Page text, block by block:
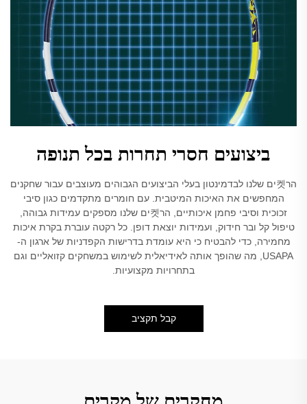
ביצועים חסרי תחרות בכל תנופה
הר켓ים שלנו לבדמינטון בעלי הביצועים הגבוהים מעוצבים עבור שחקנים
המחפשים את האיכות המיטבית. עם חומרים מתקדמים כגון סיבי
זכוכית וסיבי פחמן איכותיים, הר켓ים שלנו מספקים עמידות גבוהה,
טיפול קל ובר חידוק, ועמידות יוצאת דופן. כל רקטה עוברת בקרת איכות
מחמירה, כדי להבטיח כי היא עומדת בדרישות הקפדניות של ארגון ה-
USAPA, מה שהופך אותה לאידיאלית לשימוש במשחקים קזואליים וגם
בתחרויות מקצועיות.
קבל תקציב